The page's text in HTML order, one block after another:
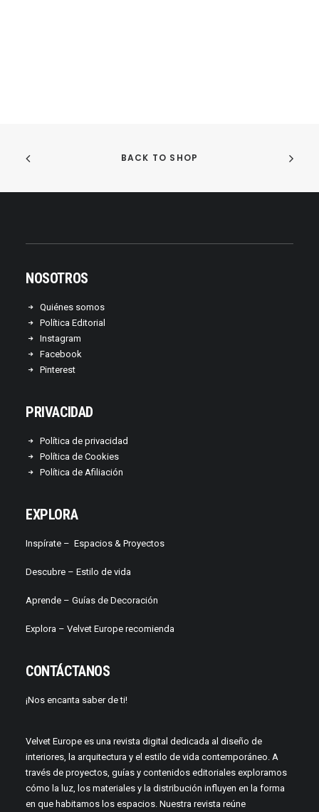
BACK TO SHOP
NOSOTROS
Quiénes somos
Política Editorial
Instagram
Facebook
Pinterest
PRIVACIDAD
Política de privacidad
Política de Cookies
Política de Afiliación
EXPLORA
Inspírate – Espacios & Proyectos
Descubre – Estilo de vida
Aprende – Guías de Decoración
Explora – Velvet Europe recomienda
CONTÁCTANOS
¡Nos encanta saber de ti!
Velvet Europe es una revista digital dedicada al diseño de
interiores, la arquitectura y el estilo de vida contemporáneo. A
través de proyectos, guías y contenidos editoriales exploramos
cómo la luz, los materiales y la distribución influyen en la forma
en que habitamos los espacios. Nuestra revista reúne